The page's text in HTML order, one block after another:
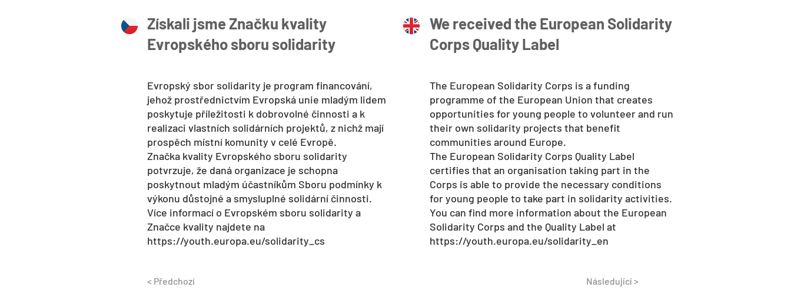
Získali jsme Značku kvality
Evropského sboru solidarity
We received the European Solidarity
Corps Quality Label
Evropský sbor solidarity je program financování,
jehož prostřednictvím Evropská unie mladým lidem
poskytuje příležitosti k dobrovolné činnosti a k
realizaci vlastních solidárních projektů, z nichž mají
prospěch místní komunity v celé Evropě.
Značka kvality Evropského sboru solidarity
potvrzuje, že daná organizace je schopna
poskytnout mladým účastníkům Sboru podmínky k
výkonu důstojné a smysluplné solidární činnosti.
Více informací o Evropském sboru solidarity a
Značce kvality najdete na
https://youth.europa.eu/solidarity_cs
< Předchozí
The European Solidarity Corps is a funding
programme of the European Union that creates
opportunities for young people to volunteer and run
their own solidarity projects that benefit
communities around Europe.
The European Solidarity Corps Quality Label
certifies that an organisation taking part in the
Corps is able to provide the necessary conditions
for young people to take part in solidarity activities.
You can find more information about the European
Solidarity Corps and the Quality Label at
https://youth.europa.eu/solidarity_en
Následující >